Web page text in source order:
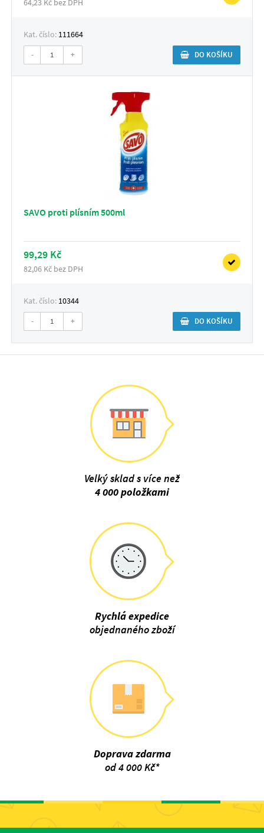
Kat. číslo: 111664
- + DO KOŠÍKU
SAVO proti plísním 500ml
99,29 Kč
82,06 Kč bez DPH
Kat. číslo: 10344
- + DO KOŠÍKU
Velký sklad s více než
4 000 položkami
Rychlá expedice
objednaného zboží
Doprava zdarma
od 4 000 Kč*